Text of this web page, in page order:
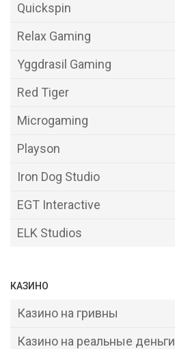
Quickspin
Relax Gaming
Yggdrasil Gaming
Red Tiger
Microgaming
Playson
Iron Dog Studio
EGT Interactive
ELK Studios
КАЗИНО
Казино на гривны
Казино на реальные деньги